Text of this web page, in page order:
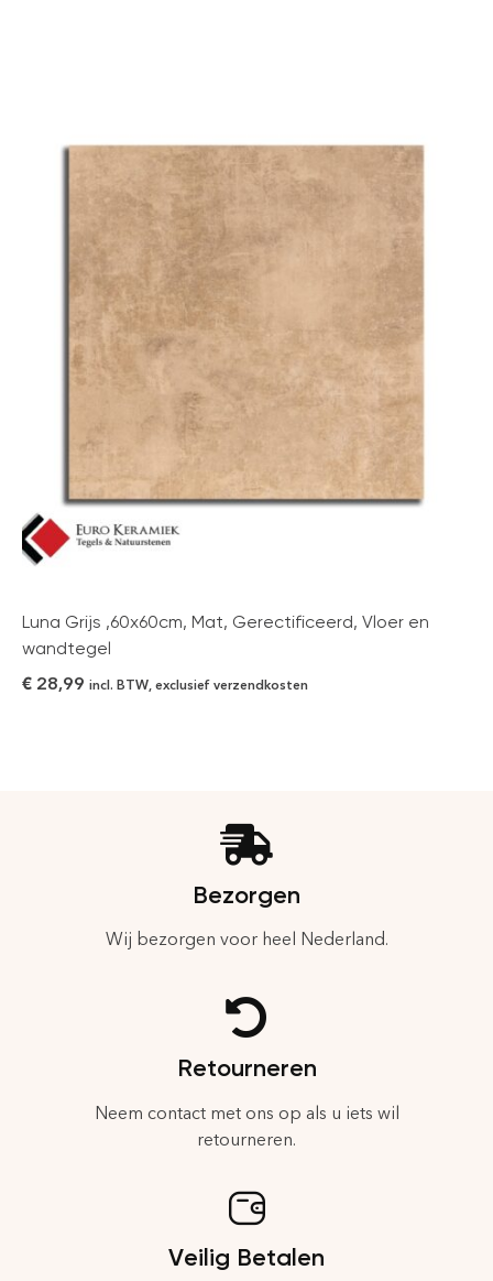
Luna Grijs ,60x60cm, Mat, Gerectificeerd, Vloer en
wandtegel
€ 28,99 incl. BTW, exclusief verzendkosten
Bezorgen
Wij bezorgen voor heel Nederland.
Retourneren
Neem contact met ons op als u iets wil
retourneren.
Veilig Betalen